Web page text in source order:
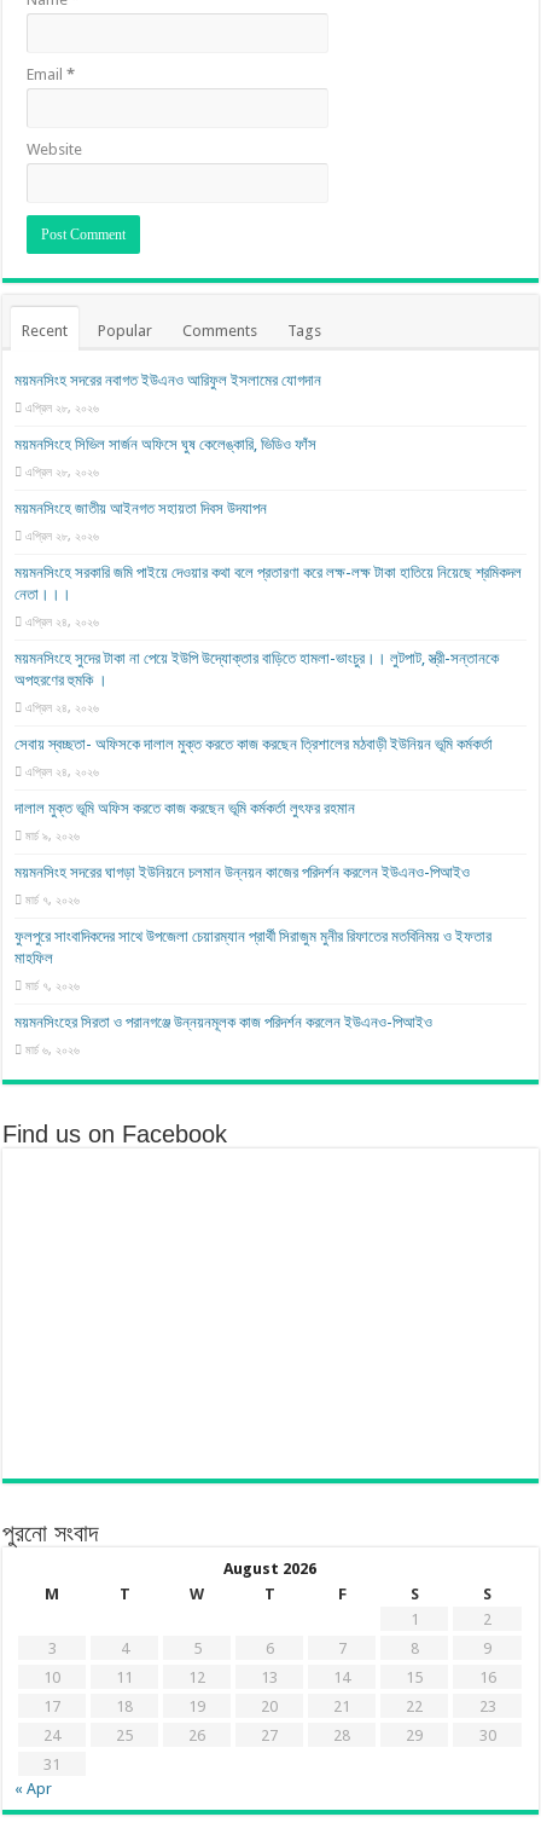
Email*
Website
Recent Popular Comments Tags
ময়মনসিংহ সদরের নবাগত ইউএনও আরিফুল ইসলামের যোগদান
এপ্রিল ২৮, ২০২৬
ময়মনসিংহে সিভিল সার্জন অফিসে ঘুষ কেলেঙ্কারি, ভিডিও ফাঁস
এপ্রিল ২৮, ২০২৬
ময়মনসিংহে জাতীয় আইনগত সহায়তা দিবস উদযাপন
এপ্রিল ২৮, ২০২৬
ময়মনসিংহে সরকারি জমি পাইয়ে দেওয়ার কথা বলে প্রতারণা করে লক্ষ-লক্ষ টাকা হাতিয়ে নিয়েছে শ্রমিকদল
নেতা।।।
এপ্রিল ২৪, ২০২৬
ময়মনসিংহে সুদের টাকা না পেয়ে ইউপি উদ্যোক্তার বাড়িতে হামলা-ভাংচুর।। লুটপাট, স্ত্রী‌-সন্তানকে
অপহরণের হুমকি ।
এপ্রিল ২৪, ২০২৬
সেবায় স্বচ্ছতা- অফিসকে দালাল মুক্ত করতে কাজ করছেন ত্রিশালের মঠবাড়ী ইউনিয়ন ভূমি কর্মকর্তা
এপ্রিল ২৪, ২০২৬
দালাল মুক্ত ভূমি অফিস করতে কাজ করছেন ভূমি কর্মকর্তা লুৎফর রহমান
মার্চ ৯, ২০২৬
ময়মনসিংহ সদরের ঘাগড়া ইউনিয়নে চলমান উন্নয়ন কাজের পরিদর্শন করলেন ইউএনও-পিআইও
মার্চ ৭, ২০২৬
ফুলপুরে সাংবাদিকদের সাথে উপজেলা চেয়ারম্যান প্রার্থী সিরাজুম মুনীর রিফাতের মতবিনিময় ও ইফতার
মাহফিল
মার্চ ৭, ২০২৬
ময়মনসিংহের সিরতা ও পরানগঞ্জে উন্নয়নমূলক কাজ পরিদর্শন করলেন ইউএনও-পিআইও
মার্চ ৬, ২০২৬
Find us on Facebook
পুরনো সংবাদ
August 2026
M
T W T F S
S
1
2
3
4 5 6 7 8
9
10
11 12 13 14 15
16
17
18 19 20 21 22
23
24
25 26 27 28 29
30
31
« Apr